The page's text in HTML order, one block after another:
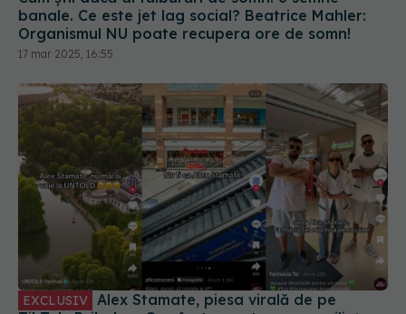
banale. Ce este jet lag social? Beatrice Mahler:
Organismul NU poate recupera ore de somn!
17 mar 2025, 16:55
EXCLUSIV